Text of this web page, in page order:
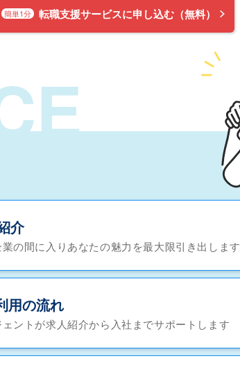
簡単1分 転職支援サービスに申し込む（無料）
介
の間に入りあなたの魅力を最大限引き出します
用の流れ
ントが求人紹介から入社までサポートします